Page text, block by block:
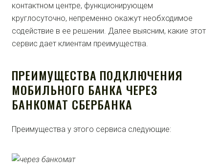
контактном центре, функционирующем
круглосуточно, непременно окажут необходимое
содействие в ее решении. Далее выясним, какие этот
сервис дает клиентам преимущества.
ПРЕИМУЩЕСТВА ПОДКЛЮЧЕНИЯ
МОБИЛЬНОГО БАНКА ЧЕРЕЗ
БАНКОМАТ СБЕРБАНКА
Преимущества у этого сервиса следующие: